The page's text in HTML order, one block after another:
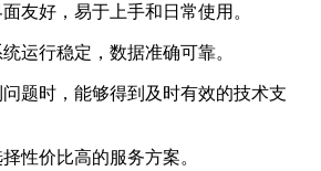
友好，易于上手和日常使用。
运行稳定，数据准确可靠。
题时，能够得到及时有效的技术支
性价比高的服务方案。